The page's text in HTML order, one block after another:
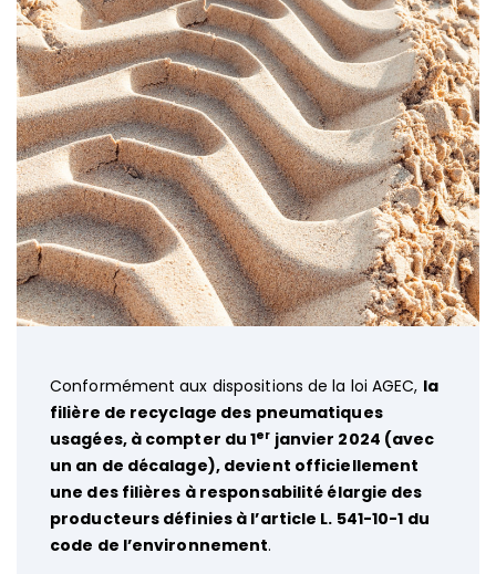
Conformément aux dispositions de la loi AGEC, la
filière de recyclage des pneumatiques
usagées, à compter du 1er janvier 2024 (avec
un an de décalage), devient officiellement
une des filières à responsabilité élargie des
producteurs définies à l’article L. 541-10-1 du
code de l’environnement.